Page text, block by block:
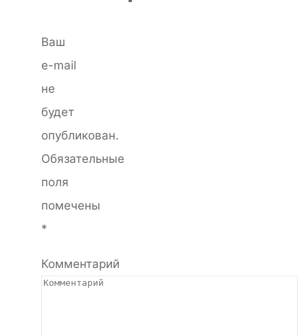
Ваш
e-mail
не
будет
опубликован.
Обязательные
поля
помечены
*
Комментарий